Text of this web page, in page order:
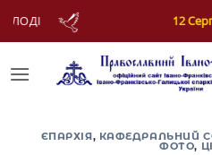
МУЧЕНИКІВ ФОТІЯ Й
ЄПАРХІЯ, КАФЕДРАЛЬНИЙ
ФОТО,